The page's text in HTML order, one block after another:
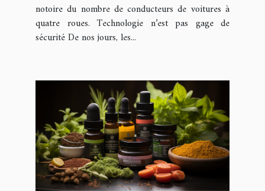
notoire du nombre de conducteurs de voitures à
quatre roues. Technologie n’est pas gage de
sécurité De nos jours, les...